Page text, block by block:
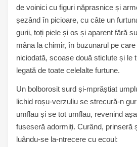
de voinici cu figuri năprasnice și
șezând în picioare, cu câte un
gurii, toți piele și os și aparent fără
mâna la chimir, în buzunarul pe
niciodată, scoase două sticlute și le
legată de toate celelalte furtune.
Un bolborosit surd și-mprăștiat
lichid roșu-verzuliu se strecură-n
umflau și se tot umflau, revenind
fuseseră adormiți. Curând, prinseră
luându-se la-ntrecere cu ecoul: